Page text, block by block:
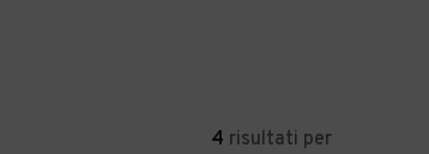
4 risultati per